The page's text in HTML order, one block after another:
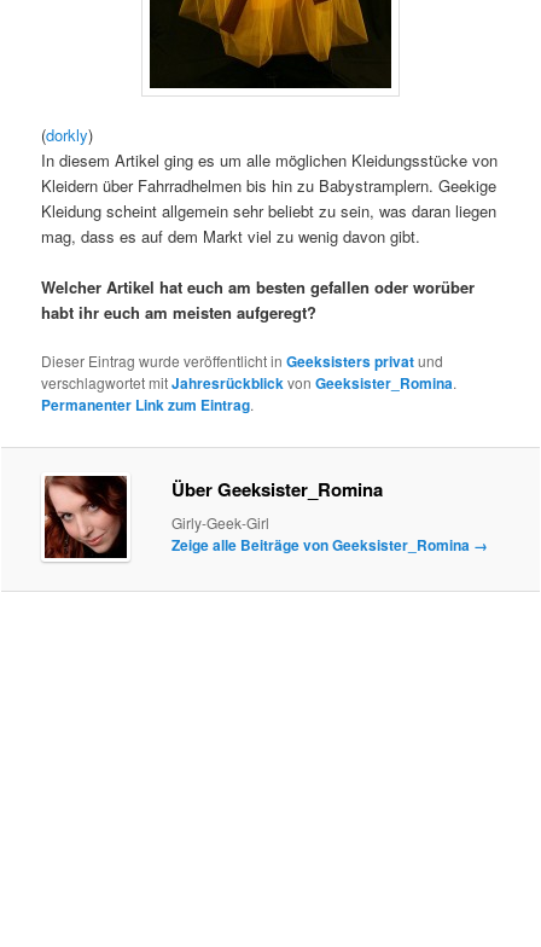
(dorkly)
In diesem Artikel ging es um alle möglichen Kleidungsstücke von
Kleidern über Fahrradhelmen bis hin zu Babystramplern. Geekige
Kleidung scheint allgemein sehr beliebt zu sein, was daran liegen
mag, dass es auf dem Markt viel zu wenig davon gibt.
Welcher Artikel hat euch am besten gefallen oder worüber
habt ihr euch am meisten aufgeregt?
Dieser Eintrag wurde veröffentlicht inGeeksisters privatund
verschlagwortet mitJahresrückblickvonGeeksister_Romina.
Permanenter Link zum Eintrag.
Über Geeksister_Romina
Girly-Geek-Girl
Zeige alle Beiträge von Geeksister_Romina →